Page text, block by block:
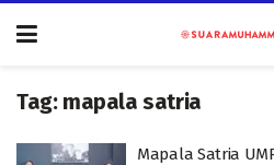
Tag: mapala satria
Mapala Satria